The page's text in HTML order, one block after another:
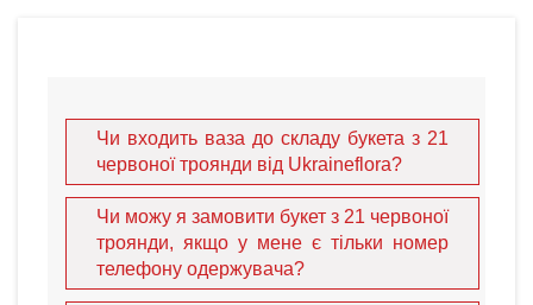
Чи входить ваза до складу букета з 21
червоної троянди від Ukraineflora?
Чи можу я замовити букет з 21 червоної
троянди, якщо у мене є тільки номер
телефону одержувача?